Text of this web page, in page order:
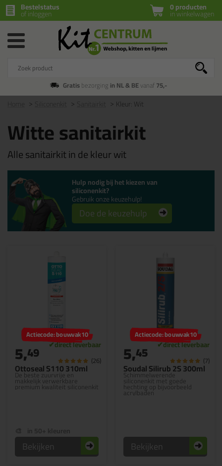
0 producten
in winkelwagen
Bestelstatus
of inloggen
Gratisbezorging in NL & BEvanaf75,-
Kleur: Wit
Witte sanitairkit
Alle sanitairkit in de kleur wit
Hulp nodig bij het kiezen van
siliconenkit?
Gebruik onze keuzehulp!
Doe de keuzehulp
Ottoseal S110 310ml
De beste zuurvrije en
makkelijk verwerkbare
premium kwaliteit siliconenkit
Actiecode: bouwvak10
5,49 (26)
Bekijken
Soudal Silirub 2S 300ml
Schimmelwerende
siliconenkit met goede
hechting op bijvoorbeeld
acrylbaden
Actiecode: bouwvak10
5,45 (7)
Bekijken